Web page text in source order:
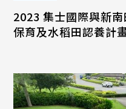
2023 集士國際與新
保育及水稻田認養計畫